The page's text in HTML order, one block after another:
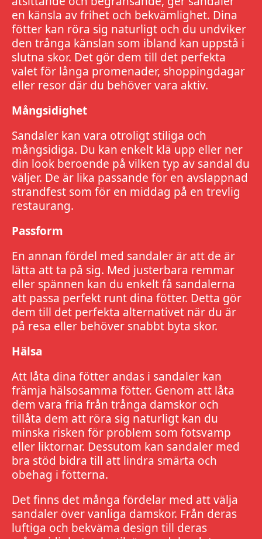
en känsla av frihet och bekvämlighet. Dina
fötter kan röra sig naturligt och du undviker
den trånga känslan som ibland kan uppstå i
slutna skor. Det gör dem till det perfekta
valet för långa promenader, shoppingdagar
eller resor där du behöver vara aktiv.
Mångsidighet
Sandaler kan vara otroligt stiliga och
mångsidiga. Du kan enkelt klä upp eller ner
din look beroende på vilken typ av sandal du
väljer. De är lika passande för en avslappnad
strandfest som för en middag på en trevlig
restaurang.
Passform
En annan fördel med sandaler är att de är
lätta att ta på sig. Med justerbara remmar
eller spännen kan du enkelt få sandalerna
att passa perfekt runt dina fötter. Detta gör
dem till det perfekta alternativet när du är
på resa eller behöver snabbt byta skor.
Hälsa
Att låta dina fötter andas i sandaler kan
främja hälsosamma fötter. Genom att låta
dem vara fria från trånga damskor och
tillåta dem att röra sig naturligt kan du
minska risken för problem som fotsvamp
eller liktornar. Dessutom kan sandaler med
bra stöd bidra till att lindra smärta och
obehag i fötterna.
Det finns det många fördelar med att välja
sandaler över vanliga damskor. Från deras
luftiga och bekväma design till deras